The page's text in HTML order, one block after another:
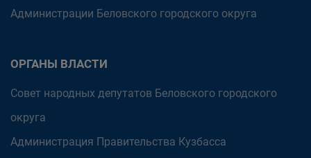
Администрации Беловского городского округа
ОРГАНЫ ВЛАСТИ
Совет народных депутатов Беловского городского
округа
Администрация Правительства Кузбасса